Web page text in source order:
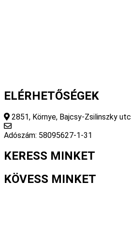
ELÉRHETŐSÉGEK
2851, Környe, Bajcsy-Zsilinszky
Adószám: 58095627-1-31
KERESS MINKET
KÖVESS MINKET